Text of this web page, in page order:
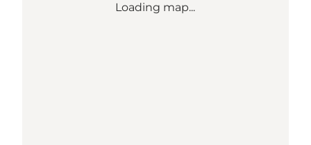
Loading map...